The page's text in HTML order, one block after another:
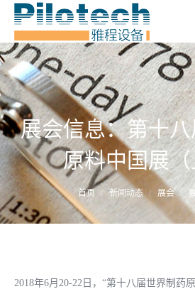
展会信息：第十
原料中国展
当前位置： 首页 新闻动态 展会
2018年6月20-22日，“第十八届世界制药